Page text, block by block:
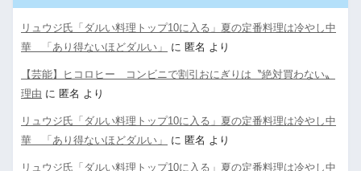
リュウジ氏「ダルい料理トップ10に入る」夏の定番料理は冷やし中
華 「あり得ないほどダルい」
に 匿名 より
【芸能】ヒコロヒー コンビニで割引おにぎりは〝絶対買わない〟
理由 に 匿名 より
リュウジ氏「ダルい料理トップ10に入る」夏の定番料理は冷やし中
華 「あり得ないほどダルい」
に 匿名 より
リュウジ氏「ダルい料理トップ10に入る」夏の定番料理は冷やし中